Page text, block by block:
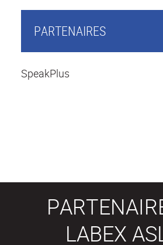
PARTENAIRES
SpeakPlus
LABEX